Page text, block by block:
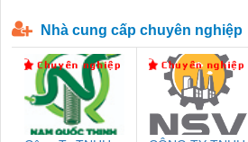
Nhà cung cấp chuyên nghiệp